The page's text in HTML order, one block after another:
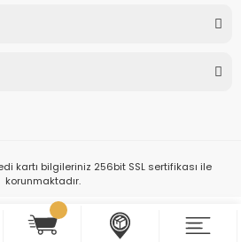
kartı bilgileriniz 256bit SSL sertifikası ile
korunmaktadır.